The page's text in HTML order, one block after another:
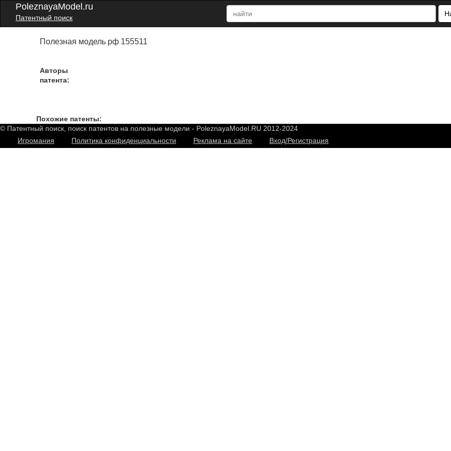
PoleznayaModel.ru
Патентный поиск
Полезная модель рф 155511
Авторы
патента:
Похожие патенты:
© Патентный поиск, поиск патентов на полезные модели - PoleznayaModel.RU 2012-2024
Игромания
Политика конфиденциальности Реклама на сайте Вход/Регистрация